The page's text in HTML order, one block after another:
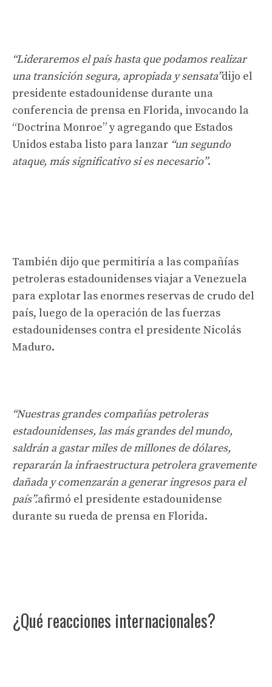
“Lideraremos el país hasta que podamos realizar
una transición segura, apropiada y sensata”dijo el
presidente estadounidense durante una
conferencia de prensa en Florida, invocando la
“Doctrina Monroe” y agregando que Estados
Unidos estaba listo para lanzar “un segundo
ataque, más significativo si es necesario”.
También dijo que permitiría a las compañías
petroleras estadounidenses viajar a Venezuela
para explotar las enormes reservas de crudo del
país, luego de la operación de las fuerzas
estadounidenses contra el presidente Nicolás
Maduro.
“Nuestras grandes compañías petroleras
estadounidenses, las más grandes del mundo,
saldrán a gastar miles de millones de dólares,
repararán la infraestructura petrolera gravemente
dañada y comenzarán a generar ingresos para el
país”.afirmó el presidente estadounidense
durante su rueda de prensa en Florida.
¿Qué reacciones internacionales?